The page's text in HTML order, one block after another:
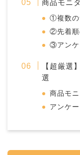
商品モニ
①複数の
②先着順
③アンケ
【超厳選
選
商品モ
アンケ